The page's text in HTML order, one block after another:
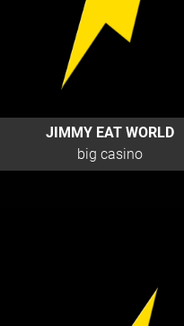
JIMMY EAT WORLD
big casino